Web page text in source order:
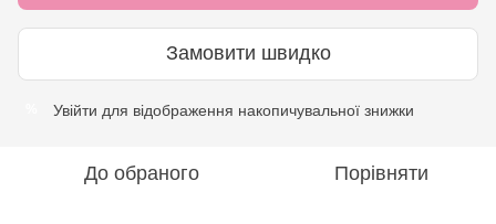
Замовити швидко
Увійти для відображення накопичувальної знижки
До обраного Порівняти